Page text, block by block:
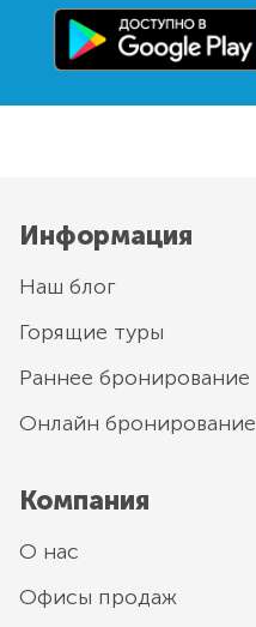
Информация
Наш блог
Горящие туры
Раннее бронирование
Онлайн бронирование
Компания
О нас
Офисы продаж